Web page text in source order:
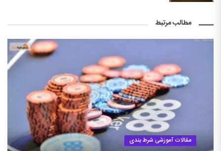
مطالب مرتبط
مقالات آموزشی شرط بندی